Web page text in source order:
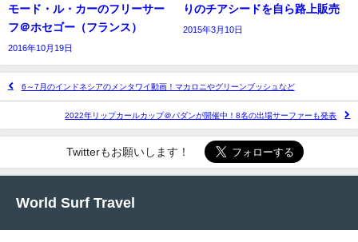
モード・ル・カーのフリーサー
フ＠ホセゴー（フランス）
2016年10月19日
りのチアシードを自ら路上販売
2015年3月10日
6～7月のインドネシアのメンタワイ動画！マカロニやグリーンブッシュなど
2022年リップカールカップ＠パダンが開催中！8名の出場サーファーも発表
Twitterもお願いします！
World Surf Travel